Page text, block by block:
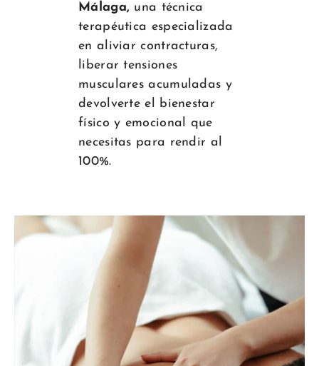
Málaga, una técnica
terapéutica especializada
en aliviar contracturas,
liberar tensiones
musculares acumuladas y
devolverte el bienestar
físico y emocional que
necesitas para rendir al
100%.